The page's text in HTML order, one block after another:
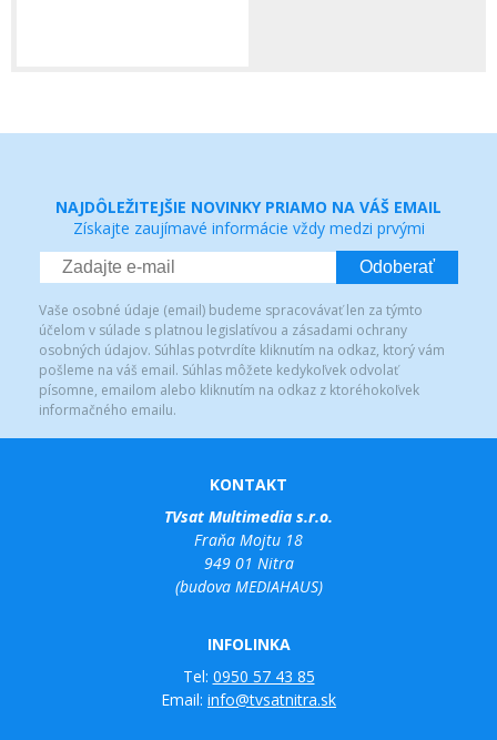
NAJDÔLEŽITEJŠIE NOVINKY PRIAMO NA VÁŠ EMAIL
Získajte zaujímavé informácie vždy medzi prvými
Odoberať
Vaše osobné údaje (email) budeme spracovávať len za týmto
účelom v súlade s platnou legislatívou a zásadami ochrany
osobných údajov. Súhlas potvrdíte kliknutím na odkaz, ktorý vám
pošleme na váš email. Súhlas môžete kedykoľvek odvolať
písomne, emailom alebo kliknutím na odkaz z ktoréhokoľvek
informačného emailu.
KONTAKT
TVsat Multimedia s.r.o.
Fraňa Mojtu 18
949 01 Nitra
(budova MEDIAHAUS)
INFOLINKA
Tel: 0950 57 43 85
Email: info@tvsatnitra.sk